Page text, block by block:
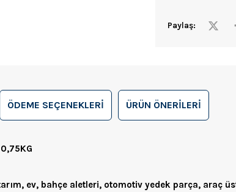
Paylaş:
ÖDEME SEÇENEKLERI ÜRÜN ÖNERILERI
0,75KG
ev, bahçe aletleri, otomotiv yedek parça, araç